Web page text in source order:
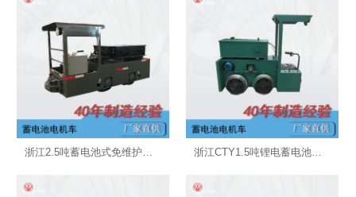
浙江2.5吨蓄电池式免维护矿用电机车 浙江CTY1.5吨锂电蓄电池式矿用免维护电机车